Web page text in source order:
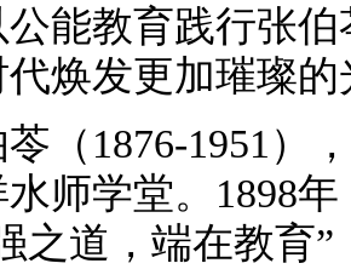
能教育践行张
焕发更加璀璨
1876-1951），
师学堂。1898
之道，端在教育